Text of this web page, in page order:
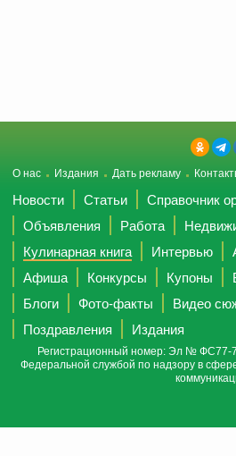
О нас Издания Дать рекламу
Новости Статьи
Справочник
Объявления
Работа
Кулинарная книга
Интервью
Афиша
Конкурсы Купоны
Блоги
Фото-факты
Видео
Поздравления
Издания
Регистрационный номер: Эл № ФС77-
Федеральной службой по надзору в